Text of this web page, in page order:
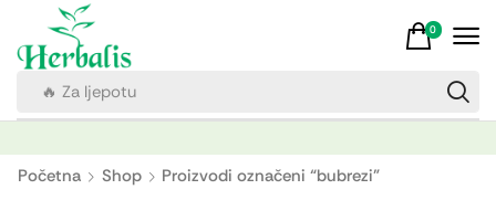
🔥 Za ljepotu
0
Početna Shop Proizvodi označeni “bubrezi”